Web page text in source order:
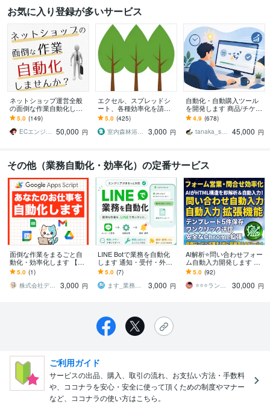
お気に入り登録が多いサービス
ネットショップ運営全般
の面倒な作業自動化しま
す 楽天・アマゾン・ヤフ
ーショッピング面倒な作
業してませんか？
5.0 (149)
ECエンジニア neger 50,000 円
エクセル、スプレッドシ
ート、各種効率化を請負
ます 集計、データ分析、
管理表、業務効率化はお
任せ下さい！
5.0 (425)
室内森林浴届け隊
3,000 円
自動化・自動購入ツール
を開発します 商品/チケッ
ト/レッスン/予約など何で
もどうぞ！
4.9 (678)
tanaka_s_001
45,000 円
その他（業務自動化・効率化）の定番サービス
面倒な作業をまるごと自
動化・効率化します 【中
小企業向け】スプレッド
シート／Gmail／LINE連携
等
5.0 (1)
株式会社デジタルレシピ
3,000 円
LINE Botで業務を自動化
します 通知・受付・外部
連携の仕組みづくりに対
応します
5.0 (7)
ます_業務効率化エンジニア
3,000 円
AI解析⭐問い合わせフォー
ム自動入力開発します AI
がフォーム構造を即解
析！一発で自動入力で営
業効率10倍
5.0 (92)
⭐️⭐️⭐️ランク☘ヤフオクマスター
30,000 円
ご利用ガイド
サービスの出品、購入、取引の流れ、お支払い方法・手数料
や、ココナラを安心・安全に使って頂くための制度やマナー
など、ココナラの使い方はこちら。